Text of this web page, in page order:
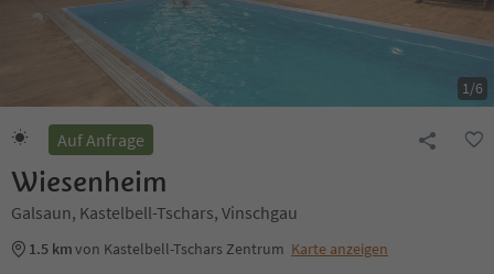
1/6
Auf Anfrage
Wiesenheim
Galsaun, Kastelbell-Tschars, Vinschgau
1.5 kmvon Kastelbell-Tschars Zentrum Karte anzeigen